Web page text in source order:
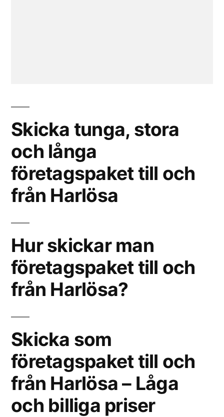
Skicka tunga, stora
och långa
företagspaket till och
från Harlösa
Hur skickar man
företagspaket till och
från Harlösa?
Skicka som
företagspaket till och
från Harlösa – Låga
och billiga priser